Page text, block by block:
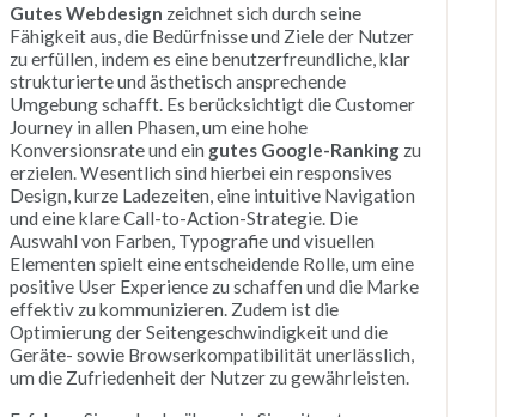
Gutes Webdesign zeichnet sich durch seine
Fähigkeit aus, die Bedürfnisse und Ziele der Nutzer
zu erfüllen, indem es eine benutzerfreundliche, klar
strukturierte und ästhetisch ansprechende
Umgebung schafft. Es berücksichtigt die Customer
Journey in allen Phasen, um eine hohe
Konversionsrate und ein gutes Google-Ranking zu
erzielen. Wesentlich sind hierbei ein responsives
Design, kurze Ladezeiten, eine intuitive Navigation
und eine klare Call-to-Action-Strategie. Die
Auswahl von Farben, Typografie und visuellen
Elementen spielt eine entscheidende Rolle, um eine
positive User Experience zu schaffen und die Marke
effektiv zu kommunizieren. Zudem ist die
Optimierung der Seitengeschwindigkeit und die
Geräte- sowie Browserkompatibilität unerlässlich,
um die Zufriedenheit der Nutzer zu gewährleisten.